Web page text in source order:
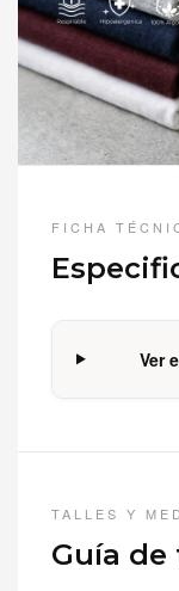
FICHA
Ver
TALLES Y
Guía de